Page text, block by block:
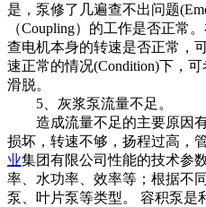
是，泵修了几遍查不出问题
（Coupling）的工作是否正常
查电机本身的转速是否正常，
速正常的情况(Condition)下，
滑脱。
5、灰浆泵流量不足。
造成流量不足的主要原因有:
损坏，转速不够，扬程过高，
业集团有限公司性能的技术参
率、水功率、效率等；根据不
泵、叶片泵等类型。 容积泵是